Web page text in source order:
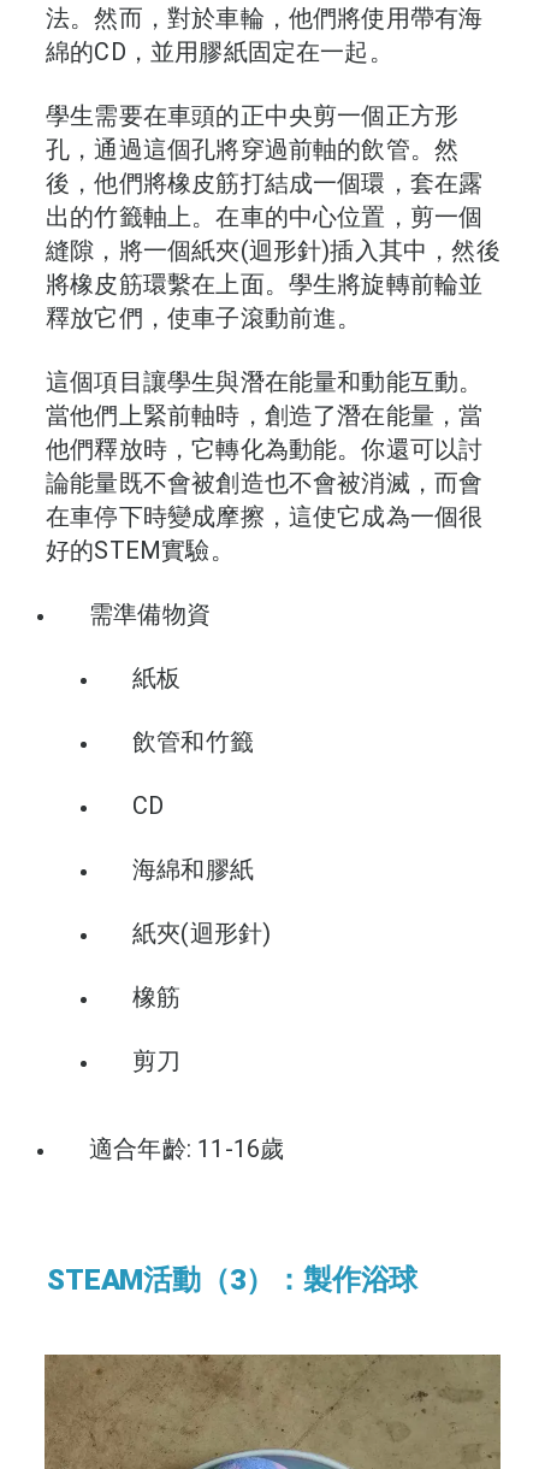
法。然而，對於車輪，他們將使用帶有海
綿的CD，並用膠紙固定在一起。
學生需要在車頭的正中央剪一個正方形
孔，通過這個孔將穿過前軸的飲管。然
後，他們將橡皮筋打結成一個環，套在露
出的竹籤軸上。在車的中心位置，剪一個
縫隙，將一個紙夾(迴形針)插入其中，然後
將橡皮筋環繫在上面。學生將旋轉前輪並
釋放它們，使車子滾動前進。
這個項目讓學生與潛在能量和動能互動。
當他們上緊前軸時，創造了潛在能量，當
他們釋放時，它轉化為動能。你還可以討
論能量既不會被創造也不會被消滅，而會
在車停下時變成摩擦，這使它成為一個很
好的STEM實驗。
需準備物資
紙板
飲管和竹籤
CD
海綿和膠紙
紙夾(迴形針)
橡筋
剪刀
適合年齡: 11-16歲
STEAM活動（3）：製作浴球